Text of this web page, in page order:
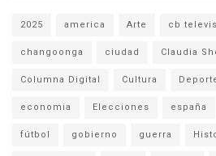
2025 america Arte cb
changoonga ciudad Claudia
Columna Digital Cultura
economia Elecciones españa
fútbol gobierno guerra